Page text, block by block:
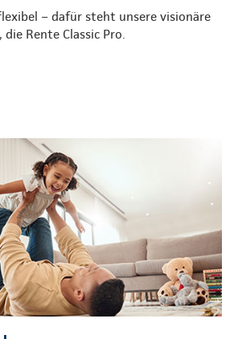
– dafür steht unsere visionäre
Rente Classic Pro.